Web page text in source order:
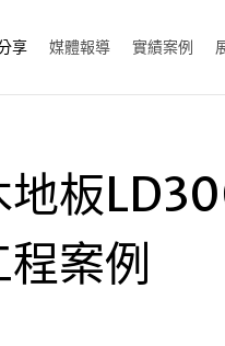
享 媒體報導 實績案例
地板
案例